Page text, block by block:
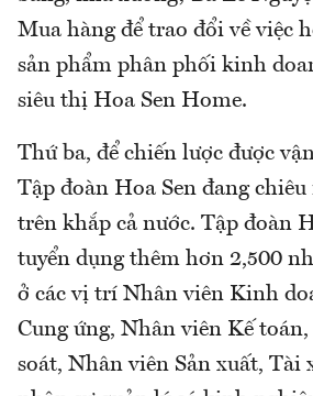
Mua hàng để trao đổi về việc
sản phẩm phân phối kinh
siêu thị Hoa Sen Home.
Thứ ba, để chiến lược được
Tập đoàn Hoa Sen đang
trên khắp cả nước. Tập đoàn
tuyển dụng thêm hơn 2,500
ở các vị trí Nhân viên Kinh
Cung ứng, Nhân viên Kế
soát, Nhân viên Sản xuất, Tài